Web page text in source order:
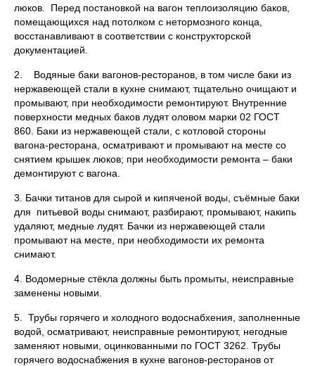
люков. Перед постановкой на вагон теплоизоляцию баков,
помещающихся над потолком с нетормозного конца,
восстанавливают в соответствии с конструкторской
документацией.
2. Водяные баки вагонов-ресторанов, в том числе баки из
нержавеющей стали в кухне снимают, тщательно очищают и
промывают, при необходимости ремонтируют. Внутренние
поверхности медных баков лудят оловом марки 02 ГОСТ
860. Баки из нержавеющей стали, с котловой стороны
вагона-ресторана, осматривают и промывают на месте со
снятием крышек люков; при необходимости ремонта – баки
демонтируют с вагона.
3. Бачки титанов для сырой и кипяченой воды, съёмные баки
для питьевой воды снимают, разбирают, промывают, накипь
удаляют, медные лудят. Бачки из нержавеющей стали
промывают на месте, при необходимости их ремонта
снимают.
4. Водомерные стёкла должны быть промыты, неисправные
заменены новыми.
5. Трубы горячего и холодного водоснабхения, заполненные
водой, осматривают, неисправные ремонтируют, негодные
заменяют новыми, оцинкованными по ГОСТ 3262. Трубы
горячего водоснабжения в кухне вагонов-ресторанов от